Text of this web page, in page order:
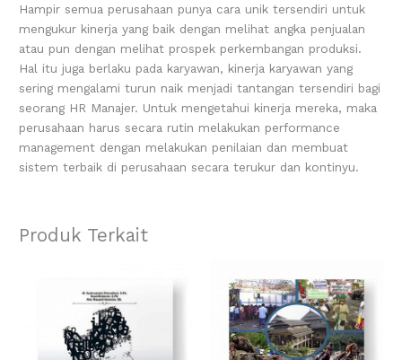
Hampir semua perusahaan punya cara unik tersendiri untuk
mengukur kinerja yang baik dengan melihat angka penjualan
atau pun dengan melihat prospek perkembangan produksi.
Hal itu juga berlaku pada karyawan, kinerja karyawan yang
sering mengalami turun naik menjadi tantangan tersendiri bagi
seorang HR Manajer. Untuk mengetahui kinerja mereka, maka
perusahaan harus secara rutin melakukan performance
management dengan melakukan penilaian dan membuat
sistem terbaik di perusahaan secara terukur dan kontinyu.
Produk Terkait